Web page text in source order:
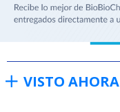
VISTO AHORA